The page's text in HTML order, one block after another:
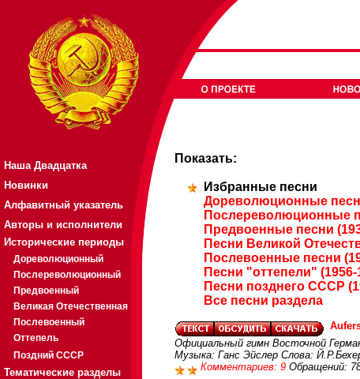
Наша Двадцатка
Новинки
Алфавитный указатель
Авторы и исполнители
Исторические периоды
Дореволюционный
Послереволюционный
Предвоенный
Великая Отечественная
Послевоенный
Оттепель
Поздний СССР
Тематические разделы
Показать:
Избранные песни
Дореволюционные
Послереволюционные
Предвоенные песни
Песни Великой
Послевоенные песни
Песни "оттепели" (1956-
Песни позднего СССР
Все песни раздела
Официальный гимн Восточной
Музыка: Ганс Эйслер Слова:
Комментариев: 9 Обращений: